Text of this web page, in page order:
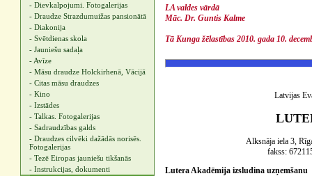
- Dievkalpojumi. Fotogalerijas
- Draudze Strazdumuižas pansionātā
- Diakonija
- Svētdienas skola
- Jauniešu sadaļa
- Avīze
- Māsu draudze Holckirhenā, Vācijā
- Citas māsu draudzes
- Kino
- Izstādes
- Talkas. Fotogalerijas
- Sadraudzības galds
- Draudzes cilvēki dažādās norisēs.
Fotogalerijas
- Tezē Eiropas jauniešu tikšanās
- Instrukcijas, dokumenti
LA valdes vārdā
Māc. Dr. Guntis Kalme
Tā Kunga žēlastības 2010. gada 10.
Latvijas
Alksnāja iela 3,
fakss:
Lutera Akadēmija izsludina uzņemšanu